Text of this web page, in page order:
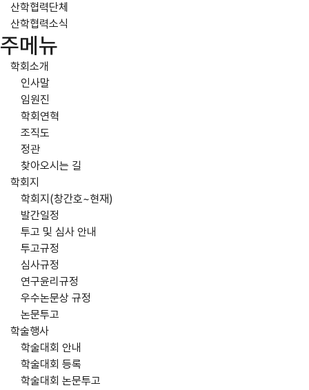
산학협력단체
산학협력소식
주메뉴
학회소개
인사말
임원진
학회연혁
조직도
정관
찾아오시는 길
학회지
학회지(창간호~현재)
발간일정
투고 및 심사 안내
투고규정
심사규정
연구윤리규정
우수논문상 규정
논문투고
학술행사
학술대회 안내
학술대회 등록
학술대회 논문투고